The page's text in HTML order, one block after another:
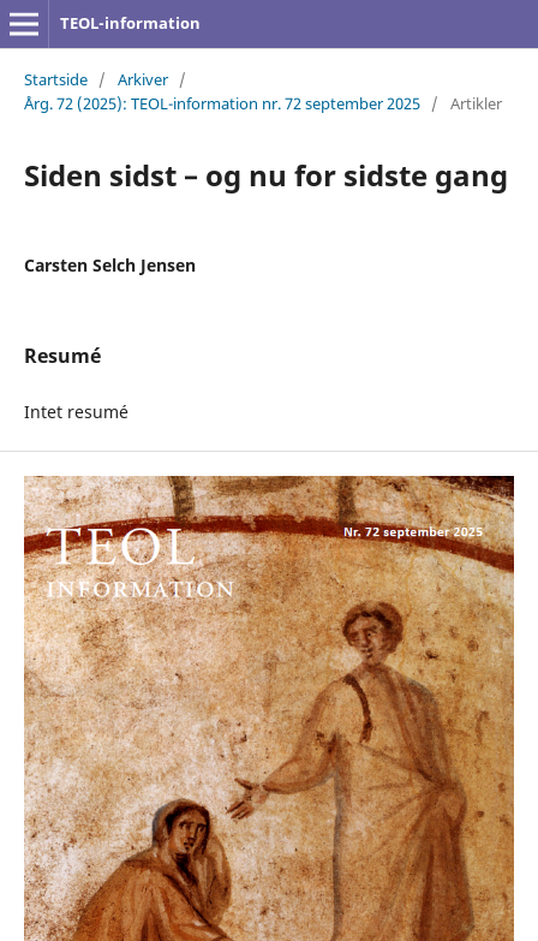
TEOL-information
Startside / Arkiver /
Årg. 72 (2025): TEOL-information nr. 72 september 2025 / Artikler
Siden sidst – og nu for sidste gang
Carsten Selch Jensen
Resumé
Intet resumé